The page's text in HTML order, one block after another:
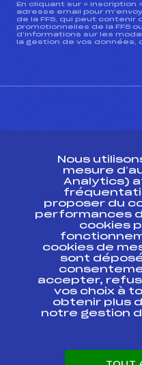
En cliquant sur « inscription
adresse email pour
de la FFS, qui peut
promotionnelles de la FFS
d’informations sur les
la gestion de vos données,
ESPACE PRESSE
Ressources
Pass’Neige
Projet sportif
Projet de
Antidopage
Pôle
Scientifique
Listes
Pôle vie de
Nous
mesure
Analytics)
proposer du
performances
cookies
cookies de
sont
accepter,
vos choix à
obtenir plus
notre gestion